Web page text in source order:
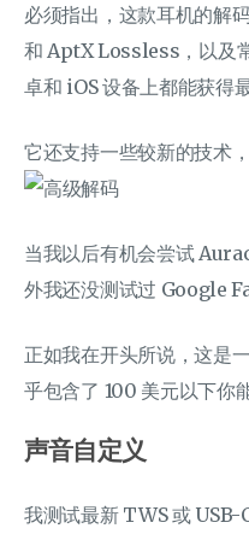
必须指出，这款耳机的解
和 AptX Lossless，以及
卓和 iOS 设备上都能获得
它还支持一些较新的技术
当我以后有机会尝试
外我还没测试过 Google
正如我在开头所说，这是
乎包含了 100 美元以下你
声音自定义
我测试最新 TWS 或 USB-